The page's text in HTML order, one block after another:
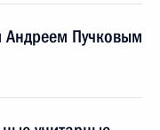
Андреем Пучковым